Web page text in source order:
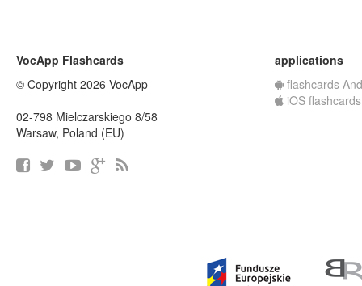
VocApp Flashcards
© Copyright 2026 VocApp
02-798 Mielczarskiego 8/58
Warsaw, Poland (EU)
applications
flashcards
iOS flashcards